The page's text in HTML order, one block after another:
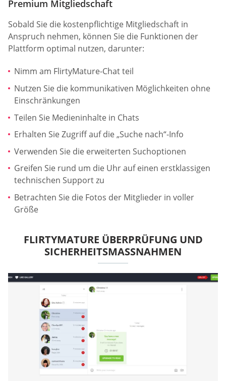
Premium Mitgliedschaft
Sobald Sie die kostenpflichtige Mitgliedschaft in
Anspruch nehmen, können Sie die Funktionen der
Plattform optimal nutzen, darunter:
Nimm am FlirtyMature-Chat teil
Nutzen Sie die kommunikativen Möglichkeiten ohne
Einschränkungen
Teilen Sie Medieninhalte in Chats
Erhalten Sie Zugriff auf die „Suche nach“-Info
Verwenden Sie die erweiterten Suchoptionen
Greifen Sie rund um die Uhr auf einen erstklassigen
technischen Support zu
Betrachten Sie die Fotos der Mitglieder in voller
Größe
FLIRTYMATURE ÜBERPRÜFUNG UND
SICHERHEITSMASSNAHMEN